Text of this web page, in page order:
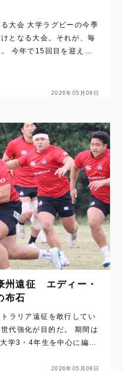
大会 大学ラグビーの今季
となる大会。それが、毎
今年で15回目を迎えて
2026年05月09日
州遠征 エディー・
布石
ラリア遠征を敢行してい
代強化が目的だ。 期間は
学3・4年生を中心に編成
2026年05月09日